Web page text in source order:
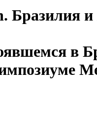
Бразилия
в